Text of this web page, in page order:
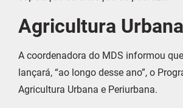
Agricultura Urbana
A coordenadora do MDS informou
lançará, “ao longo desse ano”, o
Agricultura Urbana e Periurbana.